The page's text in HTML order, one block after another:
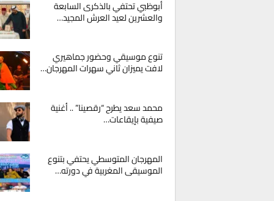
أبوظبي تحتفي بالذكرى السابعة
والعشرين لعيد العرش المجيد…
تنوع موسيقي وحضور جماهيري
لافت يميزان ثاني سهرات المهرجان…
محمد سعد يطرح “رقصينا” .. أغنية
صيفية بإيقاعات…
المهرجان المتوسطي يحتفي بتنوع
الموسيقى المغربية في دورته…